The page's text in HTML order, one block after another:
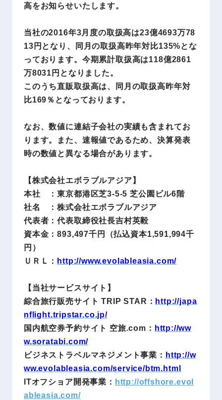
高をお知らせいたします。
当社の2016年3月度の取扱高は23億4693万78
13円となり、同月の取扱高昨年対比135%とな
っております。今期累計取扱高は118億2861
万8031円となりました。
このうち直販取扱高は、同月の取扱高昨年対
比169％となっております。
なお、数値に連結子会社の実績も含まれてお
ります。また、速報値であるため、決算発表
時の数値と異なる場合があります。
【株式会社エボラブルアジア】
本社 ：東京都港区芝3-5-5 芝公園ビル6階
社名 ：株式会社エボラブルアジア
代表者：代表取締役社長吉村英毅
資本金：893,497千円（払込資本1,591,994千
円）
ＵＲＬ： http://www.evolableasia.com/
【当社サービスサイト】
綜合旅行販売サイト TRIP STAR： http://japa
nflight.tripstar.co.jp/
国内航空券予約サイト 空旅.com： http://ww
w.soratabi.com/
ビジネストラベルマネジメント事業： http://w
ww.evolableasia.com/service/btm.html
ITオフショア開発事業： http://offshore.evol
ableasia.com/